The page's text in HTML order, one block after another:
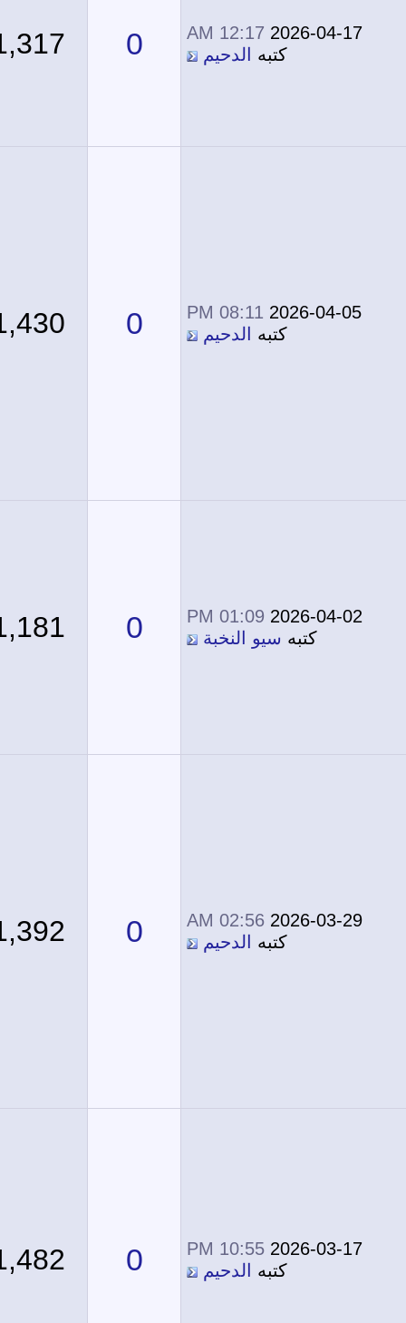
2026-04-17
12:17 AM
كتبهالدحيم 1,317
2026-04-05
08:11 PM
كتبهالدحيم 1,430
2026-04-02
01:09 PM
كتبهسيو النخبة 1,181
2026-03-29
02:56 AM
كتبهالدحيم 1,392
2026-03-17
10:55 PM
كتبهالدحيم 1,482